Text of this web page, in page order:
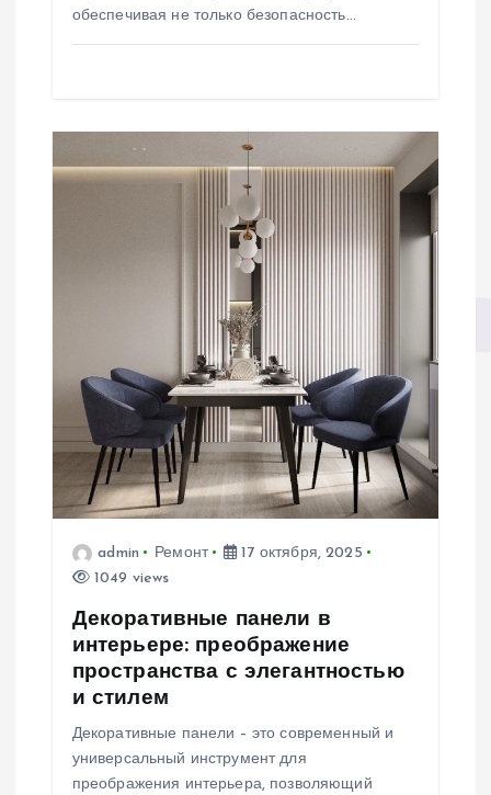
обеспечивая не только безопасность…
admin Ремонт
17 октября, 2025
1049 views
Декоративные панели в
интерьере: преображение
пространства с элегантностью
и стилем
Декоративные панели – это современный и
универсальный инструмент для
преображения интерьера, позволяющий